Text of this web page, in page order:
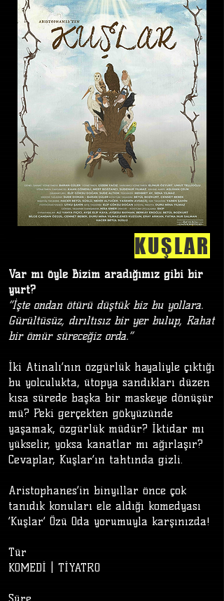
KUŞLAR
Var mı öyle Bizim aradığımız gibi bir
yurt?
“İşte ondan ötürü düştük biz bu yollara.
Gürültüsüz, dırıltısız bir yer bulup, Rahat
bir ömür süreceğiz orda.”
İki Atinalı’nın özgürlük hayaliyle çıktığı
bu yolculukta, ütopya sandıkları düzen
kısa sürede başka bir maskeye dönüşür
mü? Peki gerçekten gökyüzünde
yaşamak, özgürlük müdür? İktidar mı
yükselir, yoksa kanatlar mı ağırlaşır?
Cevaplar, Kuşlar’ın tahtında gizli.
Aristophanes’in binyıllar önce çok
tanıdık konuları ele aldığı komedyası
‘Kuşlar’ Özü Oda yorumuyla karşınızda!
Tür
KOMEDİ | TİYATRO